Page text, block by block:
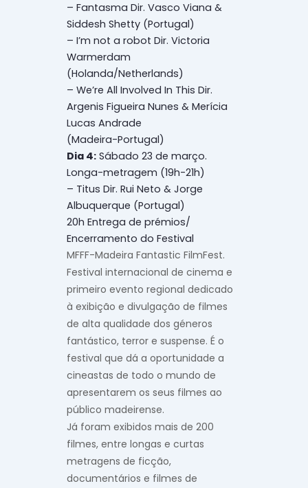
– Fantasma Dir. Vasco Viana &
Siddesh Shetty (Portugal)
– I’m not a robot Dir. Victoria
Warmerdam
(Holanda/Netherlands)
– We’re All Involved In This Dir.
Argenis Figueira Nunes & Merícia
Lucas Andrade
(Madeira-Portugal)
Dia 4: Sábado 23 de março.
Longa-metragem (19h-21h)
– Titus Dir. Rui Neto & Jorge
Albuquerque (Portugal)
20h Entrega de prémios/
Encerramento do Festival
MFFF-Madeira Fantastic FilmFest.
Festival internacional de cinema e
primeiro evento regional dedicado
à exibição e divulgação de filmes
de alta qualidade dos géneros
fantástico, terror e suspense. É o
festival que dá a oportunidade a
cineastas de todo o mundo de
apresentarem os seus filmes ao
público madeirense.
Já foram exibidos mais de 200
filmes, entre longas e curtas
metragens de ficção,
documentários e filmes de